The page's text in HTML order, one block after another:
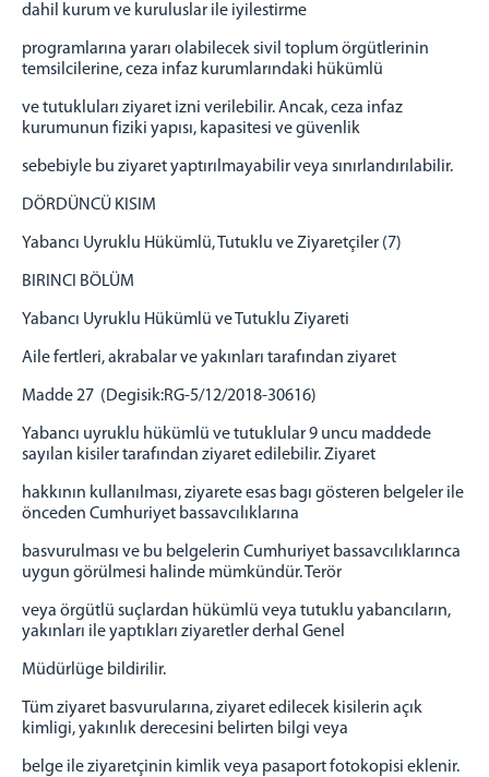
dahil kurum ve kuruluslar ile iyilestirme
programlarına yararı olabilecek sivil toplum örgütlerinin
temsilcilerine, ceza infaz kurumlarındaki hükümlü
ve tutukluları ziyaret izni verilebilir. Ancak, ceza infaz
kurumunun fiziki yapısı, kapasitesi ve güvenlik
sebebiyle bu ziyaret yaptırılmayabilir veya sınırlandırılabilir.
DÖRDÜNCÜ KISIM
Yabancı Uyruklu Hükümlü, Tutuklu ve Ziyaretçiler (7)
BIRINCI BÖLÜM
Yabancı Uyruklu Hükümlü ve Tutuklu Ziyareti
Aile fertleri, akrabalar ve yakınları tarafından ziyaret
Madde 27 (Degisik:RG-5/12/2018-30616)
Yabancı uyruklu hükümlü ve tutuklular 9 uncu maddede
sayılan kisiler tarafından ziyaret edilebilir. Ziyaret
hakkının kullanılması, ziyarete esas bagı gösteren belgeler ile
önceden Cumhuriyet bassavcılıklarına
basvurulması ve bu belgelerin Cumhuriyet bassavcılıklarınca
uygun görülmesi halinde mümkündür. Terör
veya örgütlü suçlardan hükümlü veya tutuklu yabancıların,
yakınları ile yaptıkları ziyaretler derhal Genel
Müdürlüge bildirilir.
Tüm ziyaret basvurularına, ziyaret edilecek kisilerin açık
kimligi, yakınlık derecesini belirten bilgi veya
belge ile ziyaretçinin kimlik veya pasaport fotokopisi eklenir.